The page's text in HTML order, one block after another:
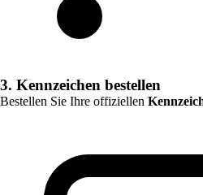
3. Kennzeichen bestellen
Bestellen Sie Ihre offiziellen